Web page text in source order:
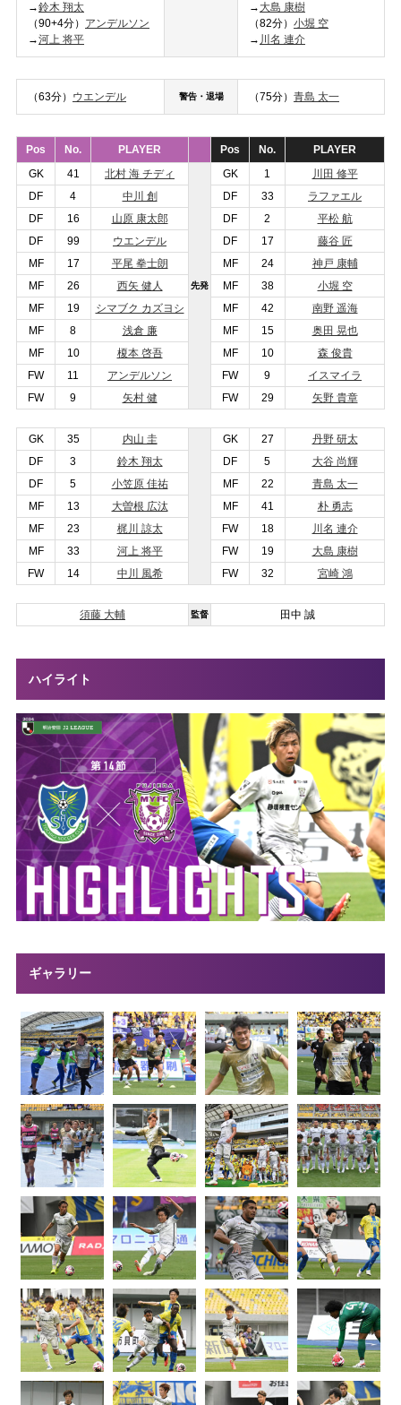
→鈴木 翔太
（90+4分） アンデルソン
→河上 将平
→ 大島 康樹
（82分） 小堀 空
→ 川名 連介
（63分） ウエンデル 警告・退場 （75分） 青島 太一
Pos No. PLAYER Pos No.
PLAYER
GK
41 北村 海 チディ
先発
GK 1
川田 修平
DF
4 中川 創 DF 33
ラファエル
DF
16 山原 康太郎 DF 2
平松 航
DF
99 ウエンデル DF 17
藤谷 匠
MF
17 平尾 拳士朗 MF 24
神戸 康輔
MF
26 西矢 健人 MF 38
小堀 空
MF
19 シマブク カズヨシ MF 42
南野 遥海
MF
8 浅倉 廉 MF 15
奥田 晃也
MF
10 榎本 啓吾 MF 10
森 俊貴
FW
11 アンデルソン FW 9
イスマイラ
FW
9 矢村 健 FW 29 矢野 貴章
GK 35 内山 圭 GK 27
丹野 研太
DF
3 鈴木 翔太 DF 5
大谷 尚輝
DF
5 小笠原 佳祐 MF 22
青島 太一
MF
13 大曽根 広汰 MF 41
朴 勇志
MF
23 梶川 諒太 FW 18
川名 連介
MF
33 河上 将平 FW 19
大島 康樹
FW
14 中川 風希 FW 32 宮崎 鴻
須藤 大輔 監督 田中 誠
ハイライト
ギャラリー